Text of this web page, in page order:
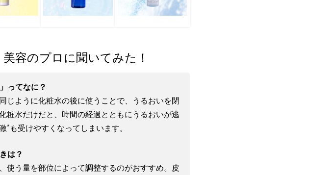
美容のプロに聞いてみた！
ってなに？
じように化粧水の後に使うことで、うるおいを閉
粧水だけだと、時間の経過とともにうるおいが逃
* も受けやすくなってしまいます。
は？
使う量を部位によって調整するのがおすすめ。皮